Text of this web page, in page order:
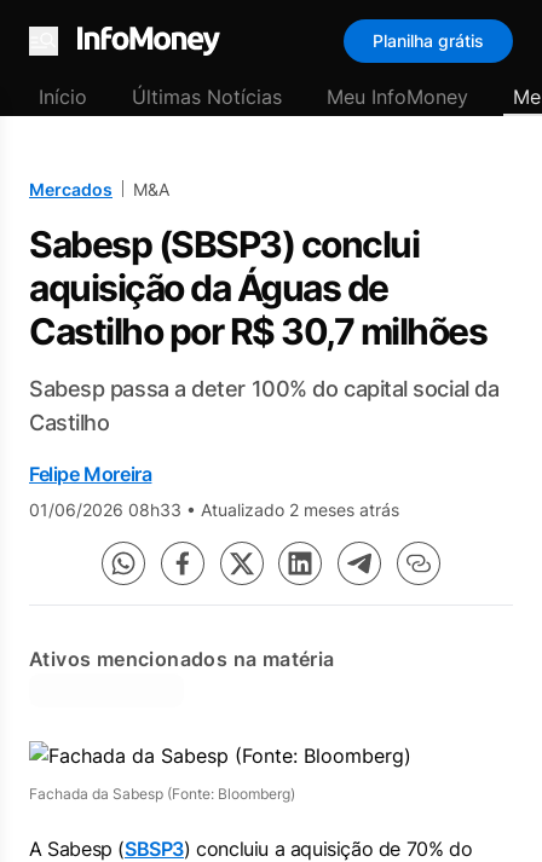
Menu
Planilha grátis
Início Últimas Notícias Meu InfoMoney
Mercados M&A
Sabesp (SBSP3) conclui
aquisição da Águas de
Castilho por R$ 30,7 milhões
Sabesp passa a deter 100% do capital social da
Castilho
Felipe Moreira
01/06/2026 08h33 • Atualizado 2 meses atrás
Ativos mencionados na matéria
Fachada da Sabesp (Fonte: Bloomberg)
A Sabesp (SBSP3) concluiu a aquisição de 70% do